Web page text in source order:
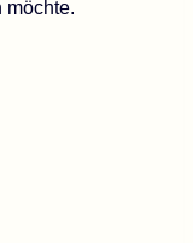
möchte.